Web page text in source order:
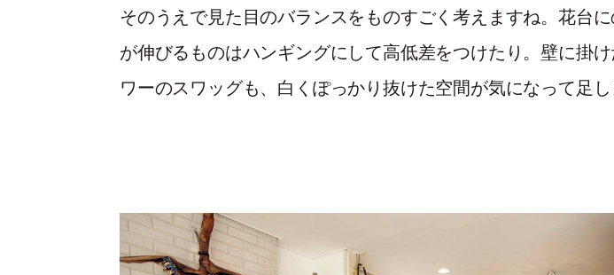
そのうえで見た目のバランスをものすごく考えますね。花台
が伸びるものはハンギングにして高低差をつけたり。壁に掛
ワーのスワッグも、白くぽっかり抜けた空間が気になって足し